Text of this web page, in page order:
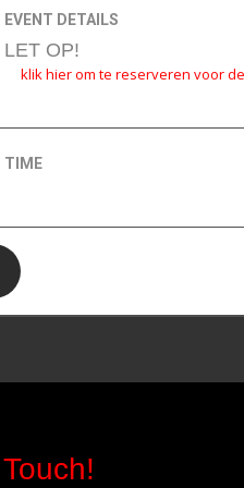
EVENT DETAILS
LET OP!
klik hier om te reserveren voor
TIME